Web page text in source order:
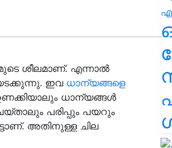
ശീലമാണ്. എന്നാൽ
ഇവ ധാന്യങ്ങളെ
ധാന്യങ്ങൾ
പരിപ്പും പയറും
അതിനുള്ള ചില